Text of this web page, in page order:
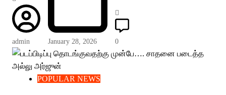
admin January 28, 2026 0
POPULAR NEWS